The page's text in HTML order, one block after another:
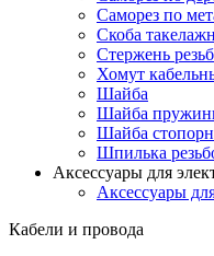
Саморез по
Скоба
Стержень
Хомут
Шайба
Шайба
Шайба
Шпилька
Аксессуары для
Аксессуары
Кабели и провода